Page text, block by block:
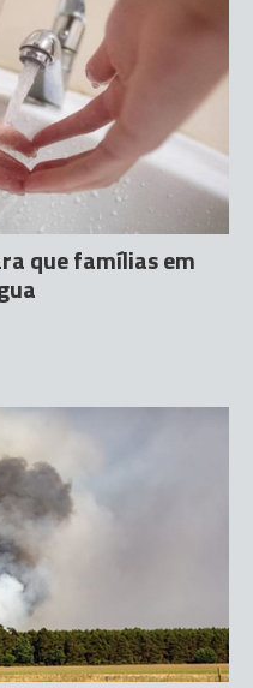
que famílias em